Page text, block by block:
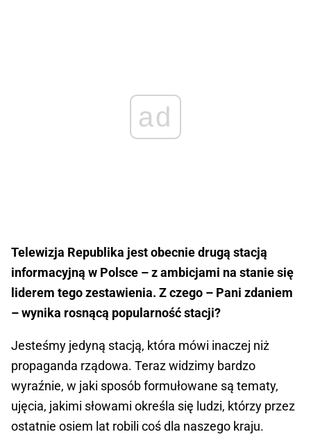
ad
Telewizja Republika jest obecnie drugą stacją
informacyjną w Polsce – z ambicjami na stanie się
liderem tego zestawienia. Z czego – Pani zdaniem
– wynika rosnącą popularność stacji?
Jesteśmy jedyną stacją, która mówi inaczej niż
propaganda rządowa. Teraz widzimy bardzo
wyraźnie, w jaki sposób formułowane są tematy,
ujęcia, jakimi słowami określa się ludzi, którzy przez
ostatnie osiem lat robili coś dla naszego kraju.